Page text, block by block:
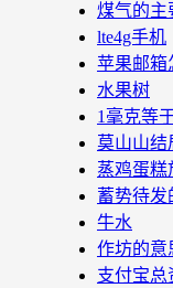
煤气的主
lte4g手机
苹果邮箱
水果树
1毫克等
莫山山结
蒸鸡蛋糕
蓄势待发
牛水
作坊的意
支付宝总